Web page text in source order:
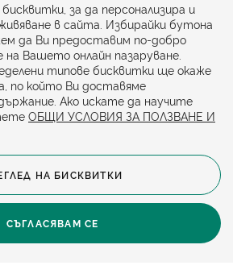
Всички права запазени.
Политика за бисквитки
за да персонализира и
в сайта. Избирайки бутона
да Ви предоставим по-добро
на Вашето онлайн пазаруване.
типове бисквитки ще окаже
по който Ви доставяме
Ако искате да научите
ОБЩИ УСЛОВИЯ ЗА ПОЛЗВАНЕ И
СЪГЛАСЯВАМ СЕ
НА БИСКВИТКИ